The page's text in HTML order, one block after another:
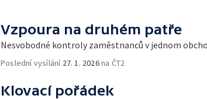
Vzpoura na druhém patře
Nesvobodné kontroly zaměstnanců v jednom
Poslední vysílání 27. 1. 2026na ČT2
Klovací pořádek